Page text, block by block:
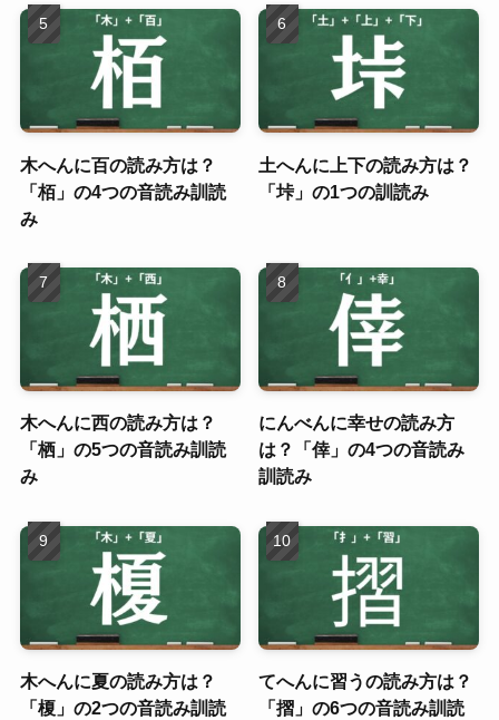
木へんに百の読み方は？
「栢」の4つの音読み訓読
み
土へんに上下の読み方は？
「垰」の1つの訓読み
木へんに西の読み方は？
「栖」の5つの音読み訓読
み
にんべんに幸せの読み方
は？「倖」の4つの音読み
訓読み
木へんに夏の読み方は？
「榎」の2つの音読み訓読
てへんに習うの読み方は？
「摺」の6つの音読み訓読